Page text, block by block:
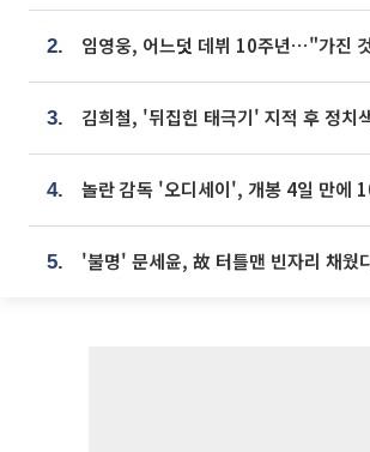
2.
3.
4.
5.